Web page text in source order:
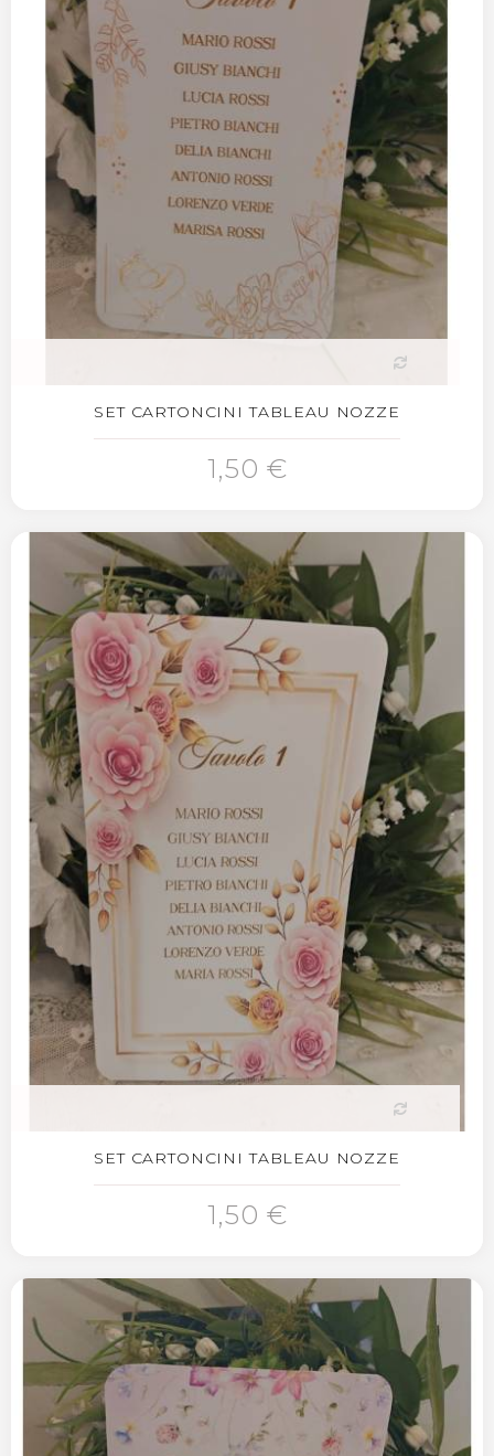
SET CARTONCINI TABLEAU NOZZE
1,50 €
SET CARTONCINI TABLEAU NOZZE
1,50 €